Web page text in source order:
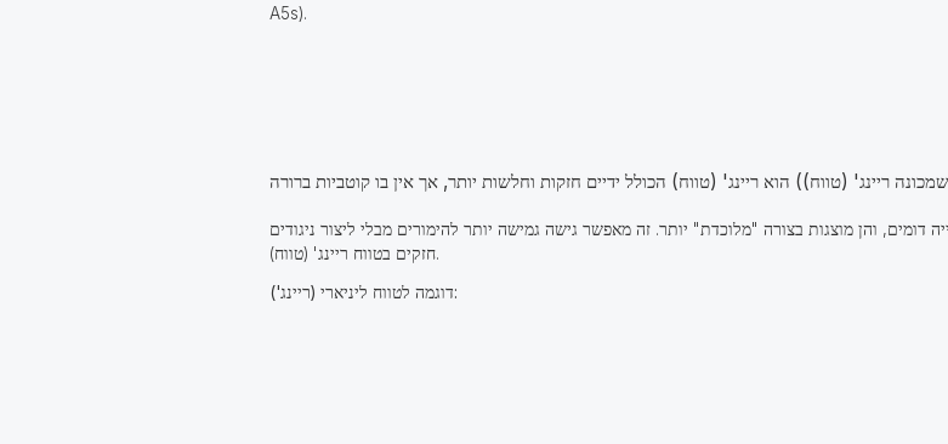
A5s).
דומים, והן מוצגות בצורה "מלוכדת" יותר. זה מאפשר גישה גמישה יותר להימורים מבלי ליצור ניגודים
חזקים בטווח ריינג' (טווח).
דוגמה לטווח ליניארי (ריינג'):